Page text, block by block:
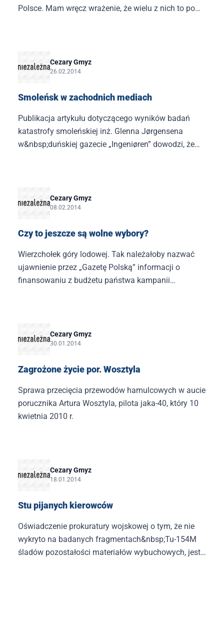
Polsce. Mam wręcz wrażenie, że wielu z nich to po
Cezary Gmyz
26.02.2014
Smoleńsk w zachodnich mediach
Publikacja artykułu dotyczącego wyników badań
katastrofy smoleńskiej inż. Glenna Jørgensena
w&nbsp;duńskiej gazecie „Ingeniøren” dowodzi, że
Cezary Gmyz
08.02.2014
Czy to jeszcze są wolne wybory?
Wierzchołek góry lodowej. Tak należałoby nazwać
ujawnienie przez „Gazetę Polską” informacji o
finansowaniu z budżetu państwa kampanii
Cezary Gmyz
30.01.2014
Zagrożone życie por. Wosztyla
Sprawa przecięcia przewodów hamulcowych w aucie
porucznika Artura Wosztyla, pilota jaka-40, który 10
kwietnia 2010 r.
Cezary Gmyz
18.01.2014
Stu pijanych kierowców
Oświadczenie prokuratury wojskowej o tym, że nie
wykryto na badanych fragmentach&nbsp;Tu-154M
śladów pozostałości materiałów wybuchowych, jest